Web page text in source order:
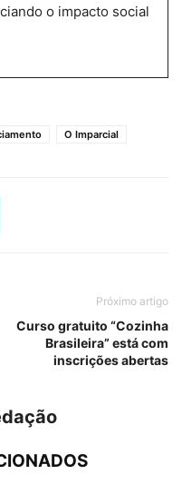
o impacto social
O Imparcial
Próximo artigo
Curso gratuito “Cozinha
Brasileira” está com
inscrições abertas